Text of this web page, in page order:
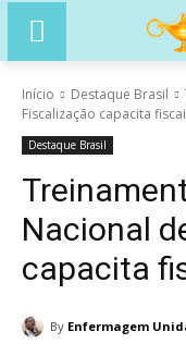
Início Destaque Brasil
Fiscalização capacita
Destaque Brasil
Nacional
capacita
By Enfermagem